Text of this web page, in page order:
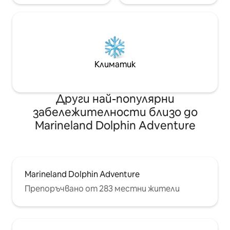
Климатик
Други най-популярни
забележителности близо до
Marineland Dolphin Adventure
Marineland Dolphin Adventure
Препоръчвано от 283 местни жители